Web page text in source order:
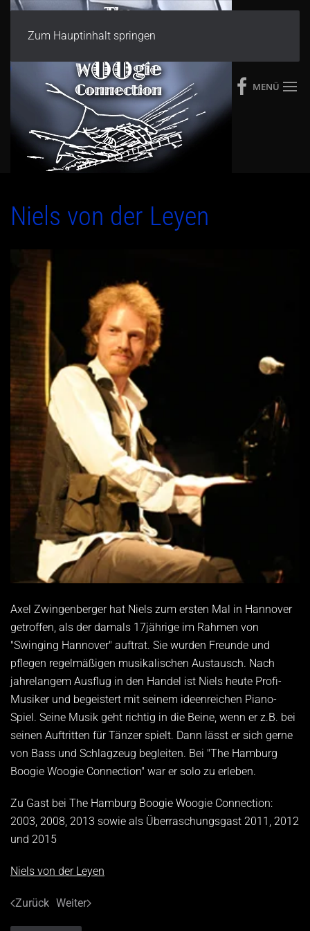
Zum Hauptinhalt springen
MENÜ
Niels von der Leyen
Axel Zwingenberger hat Niels zum ersten Mal in Hannover
getroffen, als der damals 17jährige im Rahmen von
"Swinging Hannover" auftrat. Sie wurden Freunde und
pflegen regelmäßigen musikalischen Austausch. Nach
jahrelangem Ausflug in den Handel ist Niels heute Profi-
Musiker und begeistert mit seinem ideenreichen Piano-
Spiel. Seine Musik geht richtig in die Beine, wenn er z.B. bei
seinen Auftritten für Tänzer spielt. Dann lässt er sich gerne
von Bass und Schlagzeug begleiten. Bei "The Hamburg
Boogie Woogie Connection" war er solo zu erleben.
Zu Gast bei The Hamburg Boogie Woogie Connection:
2003, 2008, 2013 sowie als Überraschungsgast 2011, 2012
und 2015
Niels von der Leyen
Zurück Weiter